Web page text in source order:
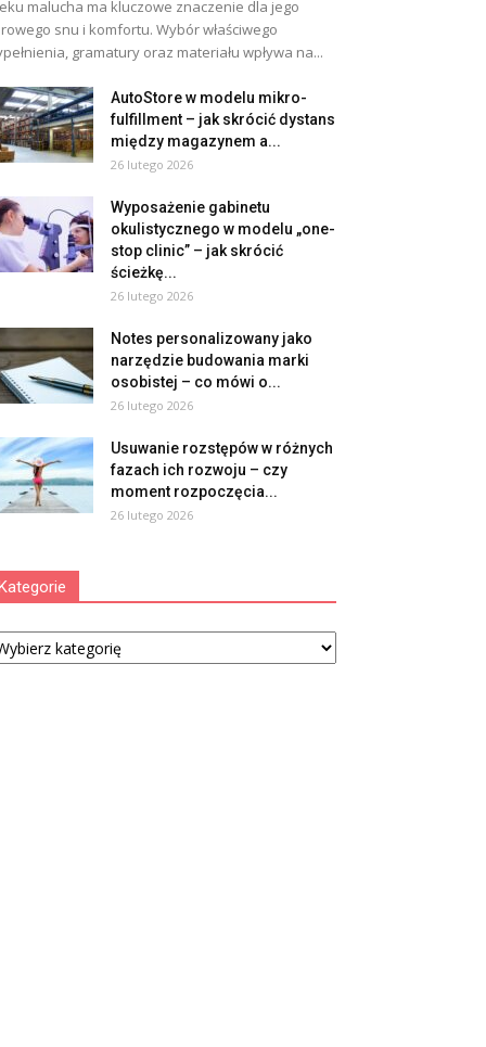
malucha ma kluczowe znaczenie dla jego
snu i komfortu. Wybór właściwego
gramatury oraz materiału wpływa na...
AutoStore w modelu mikro-
fulfillment – jak skrócić dystans
między magazynem a...
26 lutego 2026
Wyposażenie gabinetu
okulistycznego w modelu „one-
stop clinic” – jak skrócić
ścieżkę...
26 lutego 2026
Notes personalizowany jako
narzędzie budowania marki
osobistej – co mówi o...
26 lutego 2026
Usuwanie rozstępów w różnych
fazach ich rozwoju – czy
moment rozpoczęcia...
26 lutego 2026